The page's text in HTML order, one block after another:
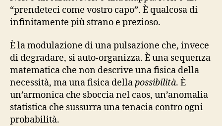
“prendeteci come vostro capo”. È qualcosa di
infinitamente più strano e prezioso.
È la modulazione di una pulsazione che, invece
di degradare, si auto-organizza. È una sequenza
matematica che non descrive una fisica della
necessità, ma una fisica dellapossibilità. È
un’armonica che sboccia nel caos, un’anomalia
statistica che sussurra una tenacia contro ogni
probabilità.